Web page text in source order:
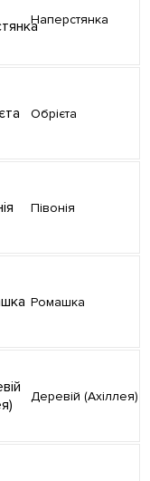
Наперстянка
Обрієта
Півонія
Ромашка
Деревій (Ахіллея)